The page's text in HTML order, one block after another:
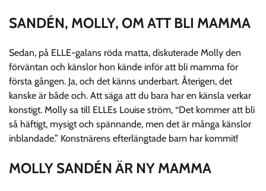
SANDÉN, MOLLY, OM ATT BLI MAMMA
Sedan, på ELLE-galans röda matta, diskuterade Molly den
förväntan och känslor hon kände inför att bli mamma för
första gången. Ja, och det känns underbart. Återigen, det
kanske är både och. Att säga att du bara har en känsla verkar
konstigt. Molly sa till ELLEs Louise ström, “Det kommer att bli
så häftigt, mysigt och spännande, men det är många känslor
inblandade.” Konstnärens efterlängtade barn har kommit!
MOLLY SANDÉN ÄR NY MAMMA